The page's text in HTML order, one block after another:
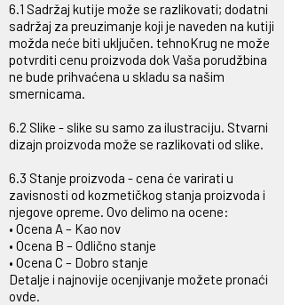
6.1 Sadržaj kutije može se razlikovati; dodatni
sadržaj za preuzimanje koji je naveden na kutiji
možda neće biti uključen. tehnoKrug ne može
potvrditi cenu proizvoda dok Vaša porudžbina
ne bude prihvaćena u skladu sa našim
smernicama.
6.2 Slike - slike su samo za ilustraciju. Stvarni
dizajn proizvoda može se razlikovati od slike.
6.3 Stanje proizvoda - cena će varirati u
zavisnosti od kozmetičkog stanja proizvoda i
njegove opreme. Ovo delimo na ocene:
• Ocena A – Kao nov
• Ocena B – Odlično stanje
• Ocena C – Dobro stanje
Detalje i najnovije ocenjivanje možete pronaći
ovde.